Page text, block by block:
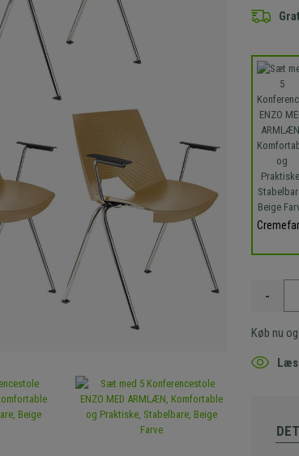
-
Køb nu